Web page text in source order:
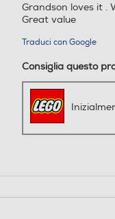
stelle.
Grandson loves it .
Great value
Traduci con Google
Consiglia questo